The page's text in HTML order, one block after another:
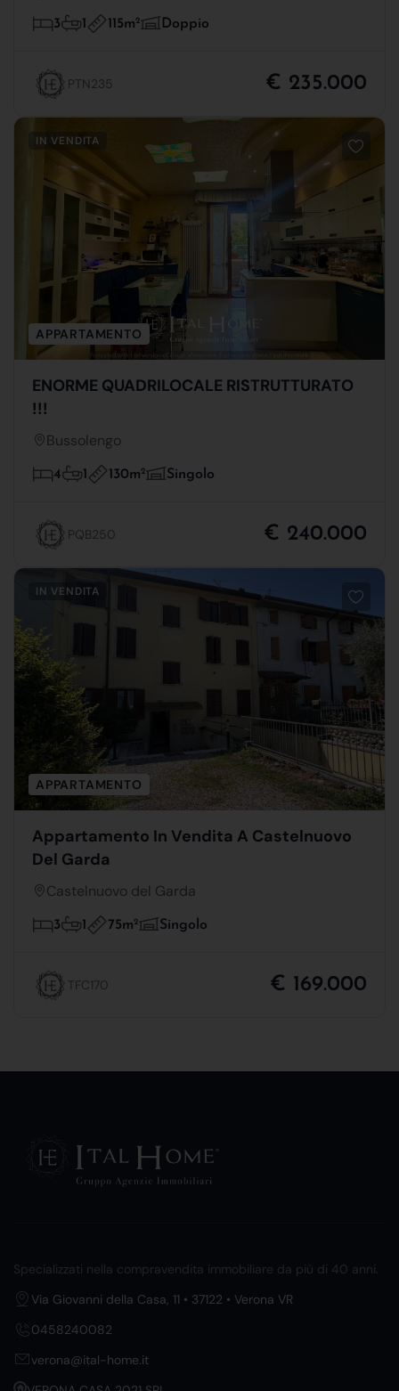
3 1 115m2 Doppio
PTN235 € 235.000
IN VENDITA
APPARTAMENTO
ENORME QUADRILOCALE RISTRUTTURATO
!!!
Bussolengo
4 1 130m2 Singolo
PQB250 € 240.000
IN VENDITA
APPARTAMENTO
Appartamento In Vendita A Castelnuovo
Del Garda
Castelnuovo del Garda
3 1 75m2 Singolo
TFC170 € 169.000
Specializzati nella compravendita immobiliare da più di 40 anni.
Via Giovanni della Casa, 11 • 37122 • Verona VR
0458240082
verona@ital-home.it